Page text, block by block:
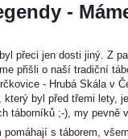
-
přeci jen dosti jiný. Z
přišli o naší tradiční
- Hrubá Skála v
byl před třemi lety,
táborníků ;-), my pevně
s táborem,